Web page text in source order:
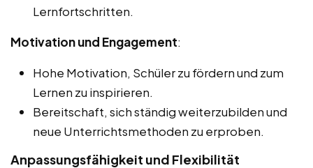
Lernfortschritten.
Motivation und Engagement:
Hohe Motivation, Schüler zu fördern und zum
Lernen zu inspirieren.
Bereitschaft, sich ständig weiterzubilden und
neue Unterrichtsmethoden zu erproben.
Anpassungsfähigkeit und Flexibilität